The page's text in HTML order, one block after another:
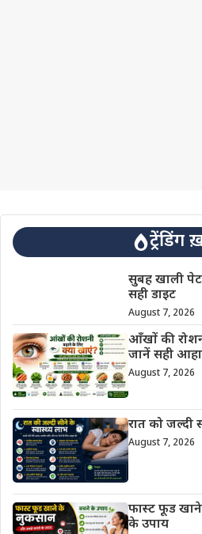
ट्रेंडिंग
सुबह खाली पेट
सही डाइट
August 7, 2026
आँखों की
जानें सही
August 7, 2026
रात को जल्दी
August 7, 2026
फास्ट फूड
के उपाय